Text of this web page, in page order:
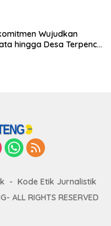
Wujudkan
hingga Desa Terpencil
Kode Etik Jurnalistik
ALL RIGHTS RESERVED